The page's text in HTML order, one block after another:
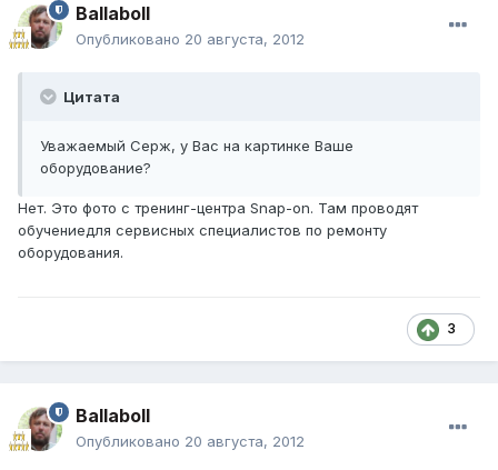
Ballaboll
Опубликовано 20 августа, 2012
Цитата
Уважаемый Серж, у Вас на картинке Ваше
оборудование?
Нет. Это фото с тренинг-центра Snap-on. Там проводят
обучениедля сервисных специалистов по ремонту
оборудования.
3
Ballaboll
Опубликовано 20 августа, 2012